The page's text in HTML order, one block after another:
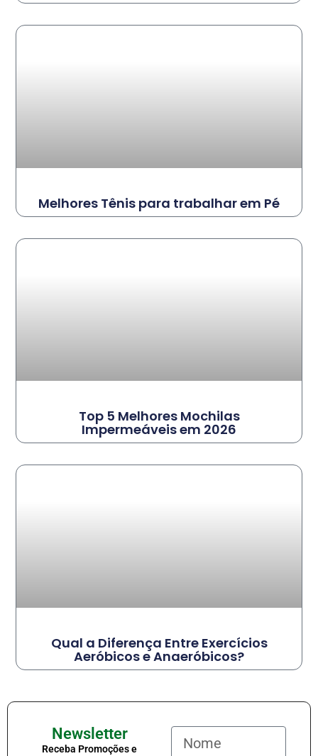
Melhores Tênis para trabalhar em Pé
Top 5 Melhores Mochilas
Impermeáveis em 2026
Qual a Diferença Entre Exercícios
Aeróbicos e Anaeróbicos?
Newsletter
Receba Promoções e